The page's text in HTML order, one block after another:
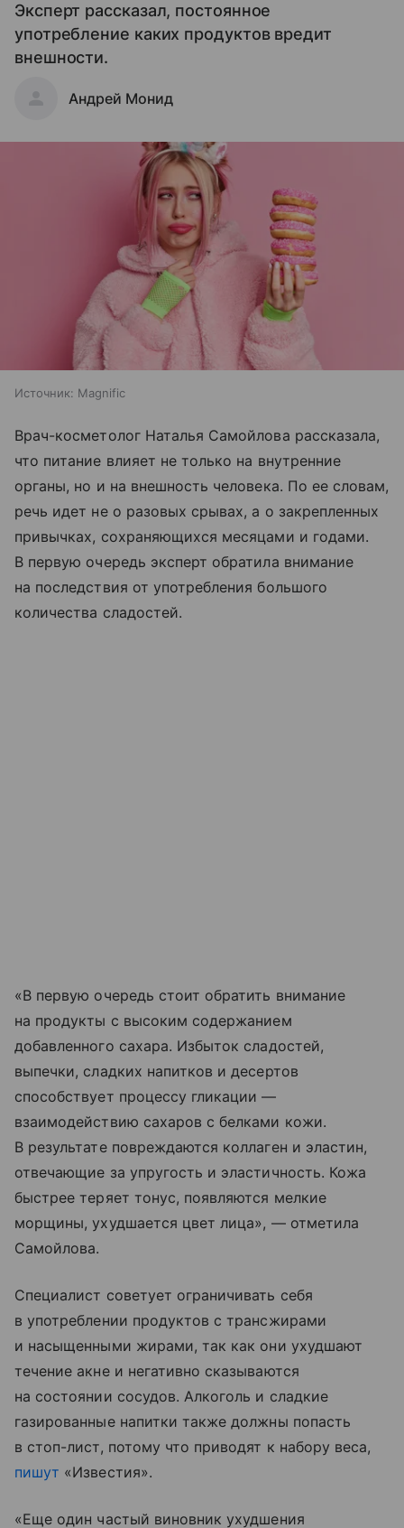
Эксперт рассказал, постоянное
употребление каких продуктов вредит
внешности.
Андрей Монид
Источник: Magnific
Врач-косметолог Наталья Самойлова рассказала,
что питание влияет не только на внутренние
органы, но и на внешность человека. По ее словам,
речь идет не о разовых срывах, а о закрепленных
привычках, сохраняющихся месяцами и годами.
В первую очередь эксперт обратила внимание
на последствия от употребления большого
количества сладостей.
«В первую очередь стоит обратить внимание
на продукты с высоким содержанием
добавленного сахара. Избыток сладостей,
выпечки, сладких напитков и десертов
способствует процессу гликации —
взаимодействию сахаров с белками кожи.
В результате повреждаются коллаген и эластин,
отвечающие за упругость и эластичность. Кожа
быстрее теряет тонус, появляются мелкие
морщины, ухудшается цвет лица», — отметила
Самойлова.
Специалист советует ограничивать себя
в употреблении продуктов с трансжирами
и насыщенными жирами, так как они ухудшают
течение акне и негативно сказываются
на состоянии сосудов. Алкоголь и сладкие
газированные напитки также должны попасть
в стоп-лист, потому что приводят к набору веса,
пишут «Известия».
«Еще один частый виновник ухудшения